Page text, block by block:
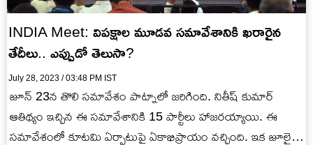
INDIA Meet: విపక్షాల మూడవ సమావేశానికి ఖరారైన
తేదీలు.. ఎప్పుడో తెలుసా?
July 28, 2023 / 03:48 PM IST
జూన్ 23న తొలి సమావేశం పాట్నాలో జరిగింది. నితీష్ కుమార్
ఆతిథ్యం ఇచ్చిన ఈ సమావేశానికి 15 పార్టీలు హాజరయ్యాయి. ఈ
సమావేశంలో కూటమి ఏర్పాటుపై ఏకాభిప్రాయం వచ్చింది. ఇక జూలై